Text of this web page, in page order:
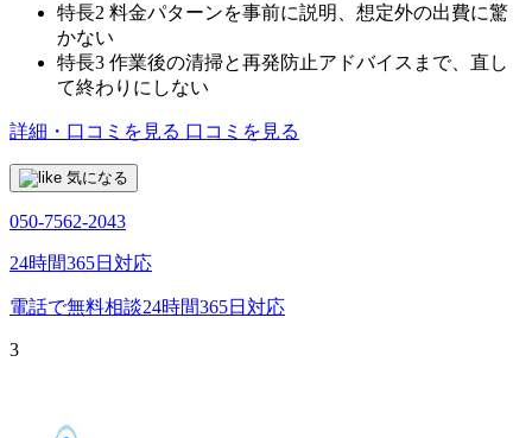
特長2 料金パターンを事前に説明、想定外の出費に驚
かない
特長3 作業後の清掃と再発防止アドバイスまで、直し
て終わりにしない
詳細・口コミを見る 口コミを見る
気になる
050-7562-2043
24時間365日対応
電話で無料相談24時間365日対応
3